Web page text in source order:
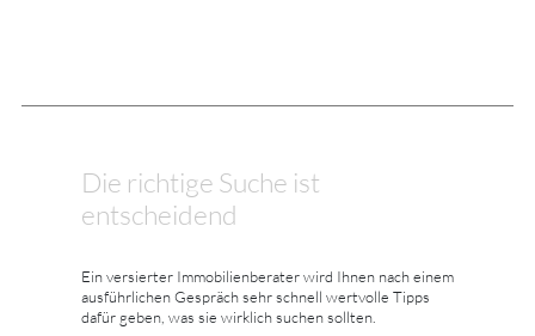
Die richtige Suche ist
entscheidend
Ein versierter Immobilienberater wird Ihnen nach einem
ausführlichen Gespräch sehr schnell wertvolle Tipps
dafür geben, was sie wirklich suchen sollten.